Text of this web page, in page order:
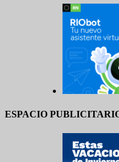
ESPACIO